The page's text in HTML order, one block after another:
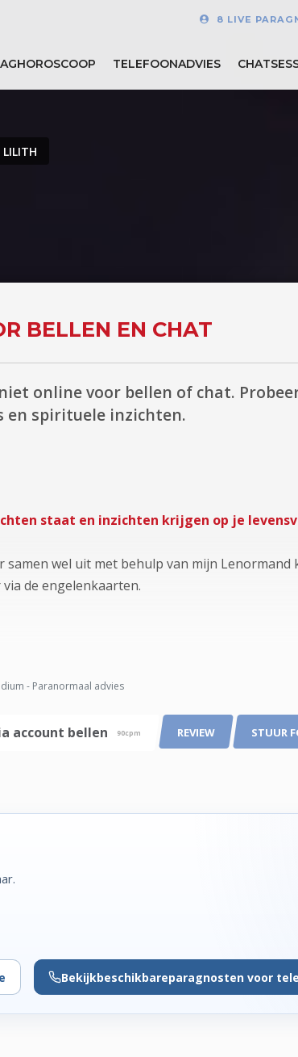
8 LIVE
TELEFOONADVIES
LILITH
BELLEN EN CHAT
niet online voor bellen of chat.
en spirituele inzichten.
staat en inzichten krijgen op je
samen wel uit met behulp van mijn
de engelenkaarten.
- Paranormaal advies
account bellen 90cpm REVIEW STUUR
Bekijkbeschikbareparagnosten voor